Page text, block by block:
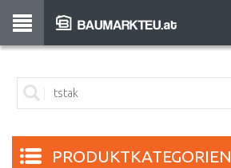
PRODUKTKATEGORIEN